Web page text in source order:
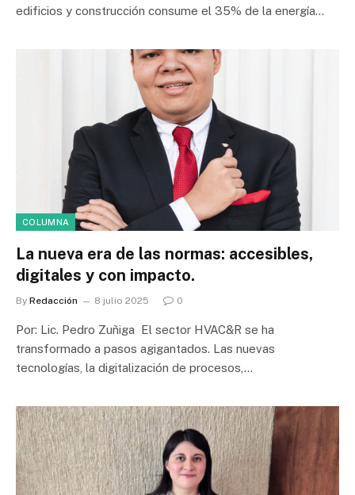
edificios y construcción consume el 35% de la energía…
COLUMNA
La nueva era de las normas: accesibles,
digitales y con impacto.
By Redacción 8 julio 2025 0
Por: Lic. Pedro Zuñiga El sector HVAC&R se ha
transformado a pasos agigantados. Las nuevas
tecnologías, la digitalización de procesos,…